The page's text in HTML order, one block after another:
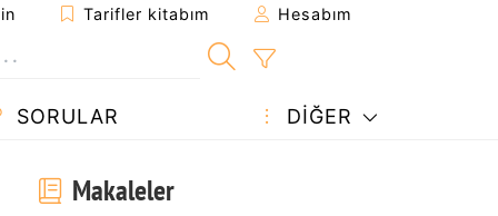
Tarifler kitabım Hesabım
SORULAR DIĞER
Makaleler